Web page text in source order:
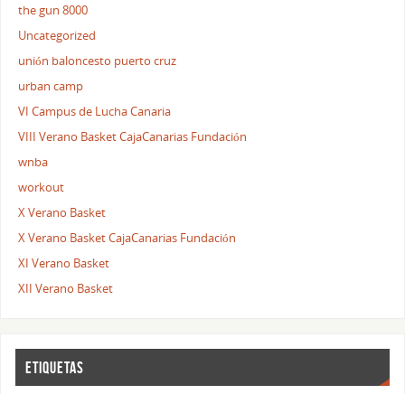
the gun 8000
Uncategorized
unión baloncesto puerto cruz
urban camp
VI Campus de Lucha Canaria
VIII Verano Basket CajaCanarias Fundación
wnba
workout
X Verano Basket
X Verano Basket CajaCanarias Fundación
XI Verano Basket
XII Verano Basket
ETIQUETAS